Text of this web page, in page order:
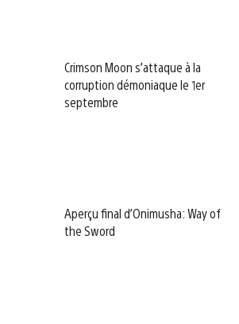
Crimson Moon s’attaque à la
corruption démoniaque le 1er
septembre
Aperçu final d’Onimusha: Way of
the Sword